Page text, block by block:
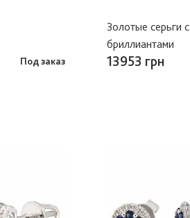
Под заказ
Золотые серьги с
бриллиантами
13953 грн